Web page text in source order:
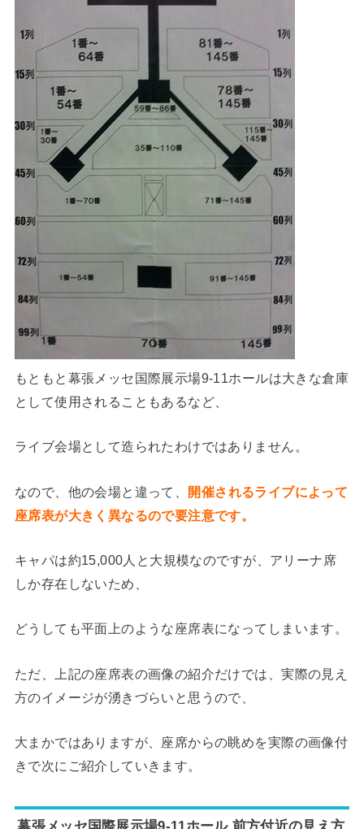
もともと幕張メッセ国際展示場9-11ホールは大きな倉庫
として使用されることもあるなど、
ライブ会場として造られたわけではありません。
なので、他の会場と違って、 開催されるライブによって
座席表が大きく異なるので要注意です。
キャパは約15,000人と大規模なのですが、アリーナ席
しか存在しないため、
どうしても平面上のような座席表になってしまいます。
ただ、上記の座席表の画像の紹介だけでは、実際の見え
方のイメージが湧きづらいと思うので、
大まかではありますが、座席からの眺めを実際の画像付
きで次にご紹介していきます。